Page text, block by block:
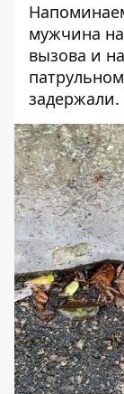
мужчина
вызова и
задержали.